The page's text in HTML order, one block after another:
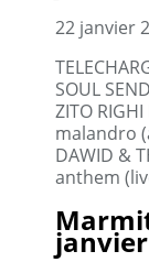
22 janvier
SOUL
ZITO
malandro
DAWID &
anthem
janvier